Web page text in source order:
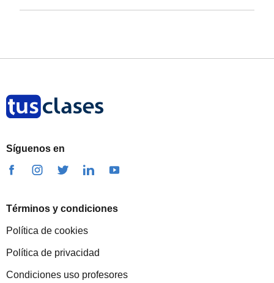
Síguenos en
Términos y condiciones
Política de cookies
Política de privacidad
Condiciones uso profesores